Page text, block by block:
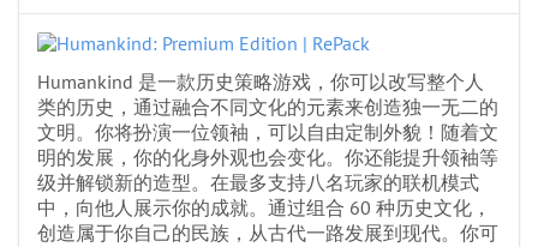
Humankind 是一款历史策略游戏，你可以改写整个人
类的历史，通过融合不同文化的元素来创造独一无二的
文明。你将扮演一位领袖，可以自由定制外貌！随着文
明的发展，你的化身外观也会变化。你还能提升领袖等
级并解锁新的造型。在最多支持八名玩家的联机模式
中，向他人展示你的成就。通过组合 60 种历史文化，
创造属于你自己的民族，从古代一路发展到现代。你可